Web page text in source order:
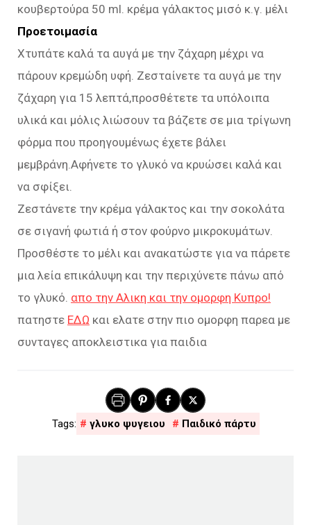
κουβερτούρα 50 ml. κρέμα γάλακτος μισό κ.γ. μέλι
Προετοιμασία
Χτυπάτε καλά τα αυγά με την ζάχαρη μέχρι να
πάρουν κρεμώδη υφή. Ζεσταίνετε τα αυγά με την
ζάχαρη για 15 λεπτά,προσθέτετε τα υπόλοιπα
υλικά και μόλις λιώσουν τα βάζετε σε μια τρίγωνη
φόρμα που προηγουμένως έχετε βάλει
μεμβράνη.Αφήνετε το γλυκό να κρυώσει καλά και
να σφίξει.
Ζεστάνετε την κρέμα γάλακτος και την σοκολάτα
σε σιγανή φωτιά ή στον φούρνο μικροκυμάτων.
Προσθέστε το μέλι και ανακατώστε για να πάρετε
μια λεία επικάλυψη και την περιχύνετε πάνω από
το γλυκό. απο την Αλικη και την ομορφη Κυπρο!
πατηστε ΕΔΩ και ελατε στην πιο ομορφη παρεα με
συνταγες αποκλειστικα για παιδια
γλυκο ψυγειου Παιδικό πάρτυ